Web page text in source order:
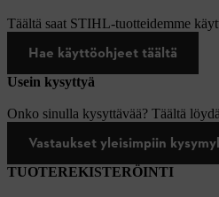
Täältä saat STIHL-tuotteidemme
Hae käyttöohjeet täältä
Usein kysyttyä
Onko sinulla kysyttävää? Täältä
Vastaukset yleisimpiin
TUOTEREKISTERÖINTI